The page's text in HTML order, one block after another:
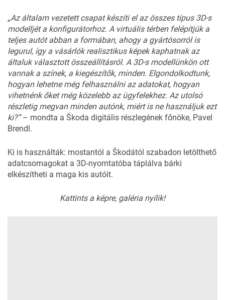
„Az általam vezetett csapat készíti el az összes típus 3D-s
modelljét a konfigurátorhoz. A virtuális térben felépítjük a
teljes autót abban a formában, ahogy a gyártósorról is
legurul, így a vásárlók realisztikus képek kaphatnak az
általuk választott összeállításról. A 3D-s modellünkön ott
vannak a színek, a kiegészítők, minden. Elgondolkodtunk,
hogyan lehetne még felhasználni az adatokat, hogyan
vihetnénk őket még közelebb az ügyfelekhez. Az utolsó
részletig megvan minden autónk, miért is ne használjuk ezt
ki?”– mondta a Škoda digitális részlegének főnöke, Pavel
Brendl.
Ki is használták: mostantól a Škodától szabadon letölthető
adatcsomagokat a 3D-nyomtatóba táplálva bárki
elkészítheti a maga kis autóit.
Kattints a képre, galéria nyílik!